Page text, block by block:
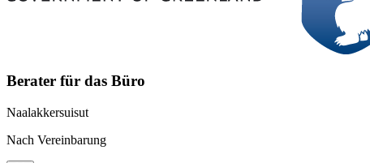
Berater für das Büro
Naalakkersuisut
Nach Vereinbarung